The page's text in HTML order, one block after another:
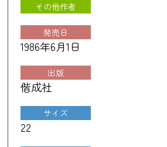
その他作者
発売日
1986年6月1日
出版
偕成社
サイズ
22